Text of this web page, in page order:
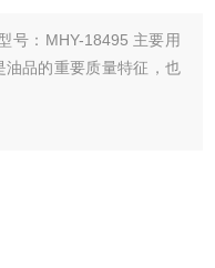
号：MHY-18495 主要用
品的重要质量特征，也